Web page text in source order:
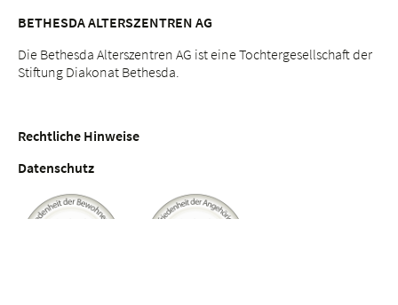
BETHESDA ALTERSZENTREN AG
Die Bethesda Alterszentren AG ist eine Tochtergesellschaft der
Stiftung Diakonat Bethesda.
Rechtliche Hinweise
Datenschutz